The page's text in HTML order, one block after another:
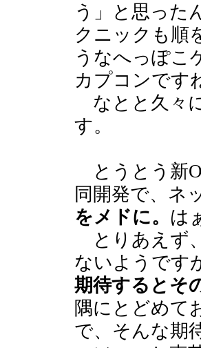
う」と思った
クニックも順
うなへっぽこ
カプコンです
なとと久々
す。
とうとう新
同開発で、ネ
をメドに。 は
とりあえず
ないようです
期待するとそ
隅にとどめて
で、そんな期